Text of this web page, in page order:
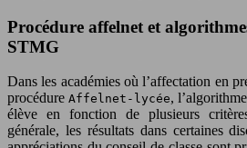
Procédure affelnet et
STMG
Dans les académies où l’affectation en
procédureAffelnet-lycée,
élève en fonction de plusieurs
générale, les résultats dans certaines